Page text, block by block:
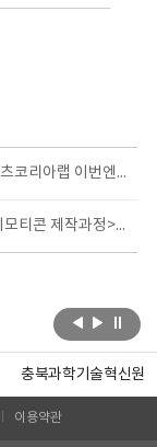
문화콘텐츠산업의 큰손, 충북콘텐츠코리아랩 이번엔 ‘킥!스타트업 콘텐츠 제작’ 지원
충북콘텐츠코리아랩 <멈춰있는 이모티콘 제작과정> ‘곰곰희 생각할수록’배워보고 싶네!
충북과학기술혁신원
이용약관